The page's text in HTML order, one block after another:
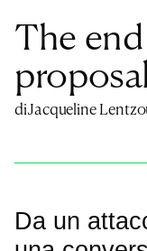
The
diJacqueline
Da un